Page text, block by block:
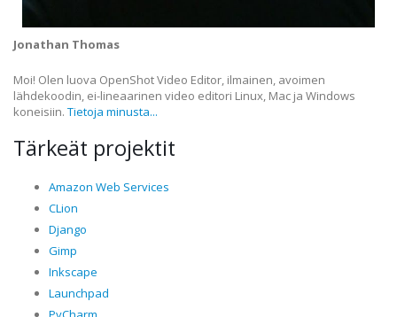
Jonathan Thomas
Moi! Olen luova OpenShot Video Editor, ilmainen, avoimen
lähdekoodin, ei-lineaarinen video editori Linux, Mac ja Windows
koneisiin. Tietoja minusta...
Tärkeät projektit
Amazon Web Services
CLion
Django
Gimp
Inkscape
Launchpad